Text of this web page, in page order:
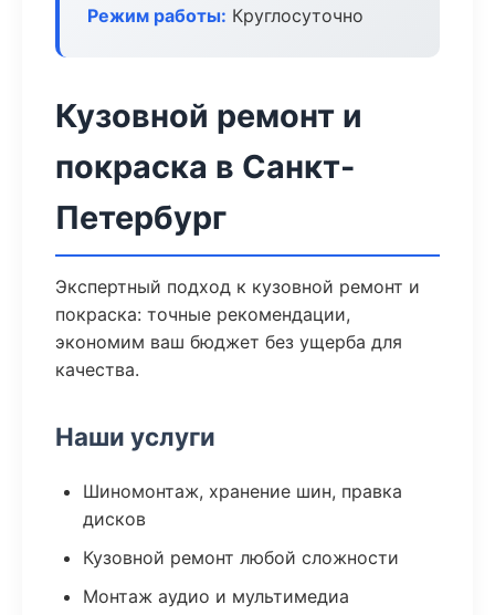
Режим работы: Круглосуточно
Кузовной ремонт и
покраска в Санкт-
Петербург
Экспертный подход к кузовной ремонт и
покраска: точные рекомендации,
экономим ваш бюджет без ущерба для
качества.
Наши услуги
Шиномонтаж, хранение шин, правка
дисков
Кузовной ремонт любой сложности
Монтаж аудио и мультимедиа